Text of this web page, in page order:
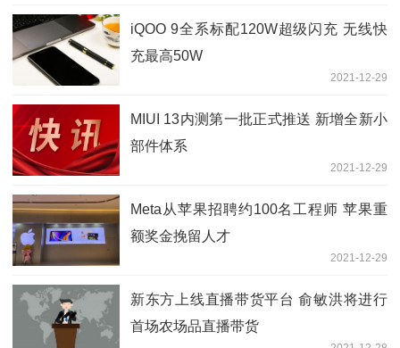
iQOO 9全系标配120W超级闪充 无线快
充最高50W
2021-12-29
MIUI 13内测第一批正式推送 新增全新小
部件体系
2021-12-29
Meta从苹果招聘约100名工程师 苹果重
额奖金挽留人才
2021-12-29
新东方上线直播带货平台 俞敏洪将进行
首场农场品直播带货